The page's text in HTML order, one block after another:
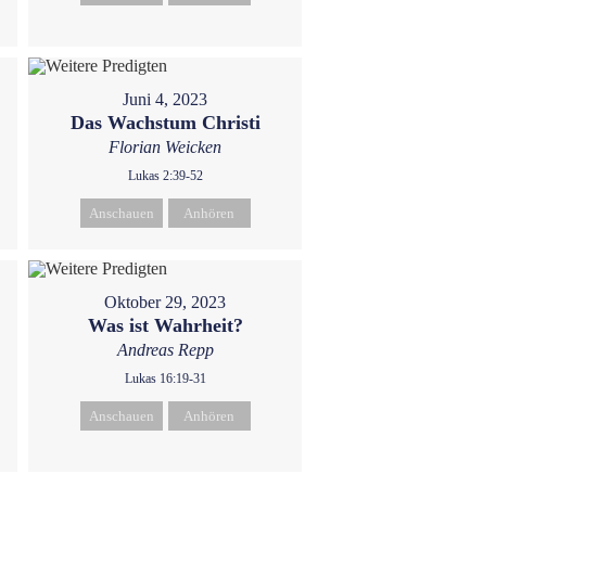
Juni 4, 2023
Das Wachstum Christi
Florian Weicken
Lukas 2:39-52
Anschauen Anhören
Oktober 29, 2023
Was ist Wahrheit?
Andreas Repp
Lukas 16:19-31
Anschauen Anhören